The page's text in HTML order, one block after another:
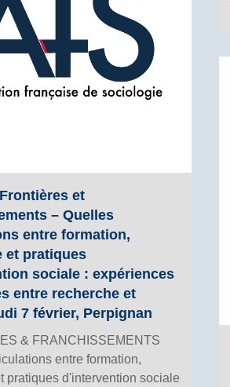
et
– Quelles
entre formation,
et pratiques
sociale : expériences
entre recherche et
7 février, Perpignan
& FRANCHISSEMENTS
entre formation,
pratiques d'intervention sociale